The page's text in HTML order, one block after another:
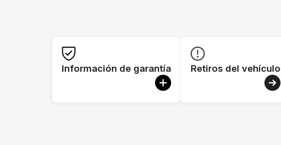
Información de garantía Retiros del vehículo